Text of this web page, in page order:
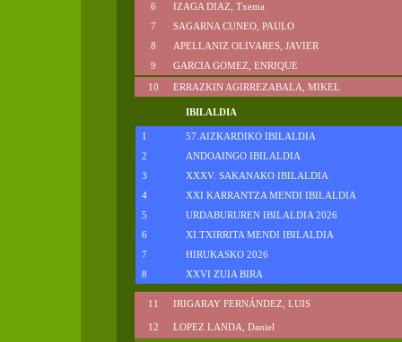
6
IZAGA DIAZ, Txema
7
SAGARNA CUNEO, PAULO
8
APELLANIZ OLIVARES, JAVIER
9
GARCIA GOMEZ, ENRIQUE
10
ERRAZKIN AGIRREZABALA, MIKEL
IBILALDIA
1
57.AIZKARDIKO IBILALDIA
2
ANDOAINGO IBILALDIA
3
XXXV. SAKANAKO IBILALDIA
4
XXI KARRANTZA MENDI IBILALDIA
5
URDABURUREN IBILALDIA 2026
6
XI.TXIRRITA MENDI IBILALDIA
7
HIRUKASKO 2026
8
XXVI ZUIA BIRA
11 IRIGARAY FERNÁNDEZ, LUIS
12
LOPEZ LANDA, Daniel